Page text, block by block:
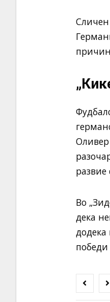
Во
дека
додека